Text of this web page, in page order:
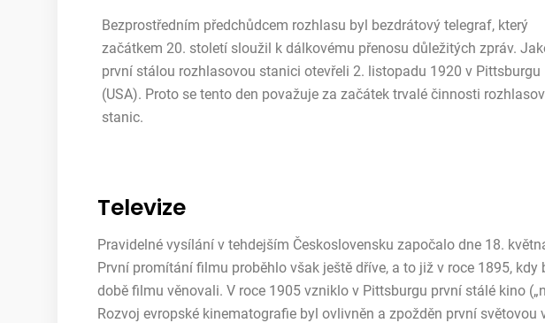
Bezprostředním předchůdcem rozhlasu byl bezdrátový telegraf, který
začátkem 20. století sloužil k dálkovému přenosu důležitých zpráv.
první stálou rozhlasovou stanici otevřeli 2. listopadu 1920 v Pittsburgu
(USA). Proto se tento den považuje za začátek trvalé činnosti
stanic.
Televize
Pravidelné vysílání v tehdejším Československu započalo dne 18.
První promítání filmu proběhlo však ještě dříve, a to již v roce 1895,
době filmu věnovali. V roce 1905 vzniklo v Pittsburgu první stálé kino
Rozvoj evropské kinematografie byl ovlivněn a zpožděn první světovou